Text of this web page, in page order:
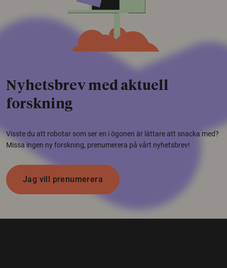
Nyhetsbrev med aktuell
forskning
Visste du att robotar som ser en i ögonen är lättare att snacka med?
Missa ingen ny forskning, prenumerera på vårt nyhetsbrev!
Jag vill prenumerera